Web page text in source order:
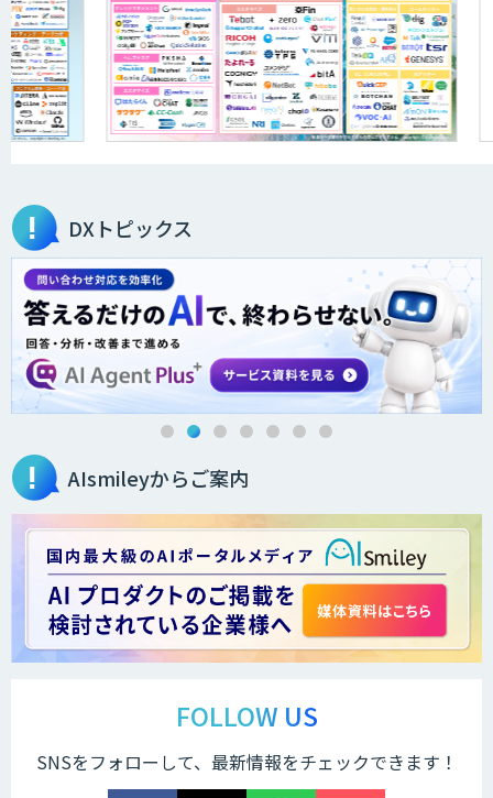
DXトピックス
AIsmileyからご案内
FOLLOW US
SNSをフォローして、最新情報をチェックできます！